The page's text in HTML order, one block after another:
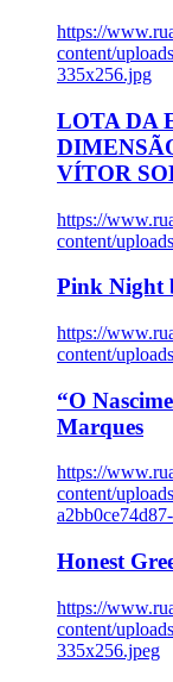
https://
content/
335x256.jpg
LOTA DA
VÍTOR
https://
content/
Pink Night
https://
content/
“O
Marques
https://
content/
Honest
https://
content/
335x256.jpeg